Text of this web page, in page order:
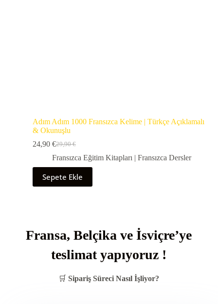
Adım Adım 1000 Fransızca Kelime | Türkçe Açıklamalı
& Okunuşlu
29,90€
24,90 €
Fransızca Eğitim Kitapları | Fransızca Dersler
Sepete Ekle
Fransa, Belçika ve İsviçre’ye
teslimat yapıyoruz !
🛒Sipariş Süreci Nasıl İşliyor?